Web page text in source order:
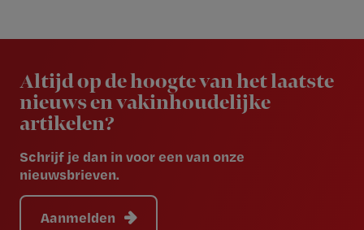
Altijd op de hoogte van het laatste
nieuws en vakinhoudelijke
artikelen?
Schrijf je dan in voor een van onze
nieuwsbrieven.
Aanmelden